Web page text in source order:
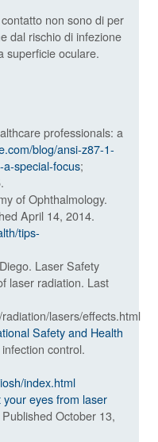
non sono di per
dal rischio di infezione
superficie oculare.
professionals: a
blog/ansi-z87-1-
special-focus;
of Ophthalmology.
April 14, 2014.
tips-
Laser Safety
laser radiation. Last
lasers/effects.html
Safety and Health
control.
index.html
your eyes from laser
Published October 13,